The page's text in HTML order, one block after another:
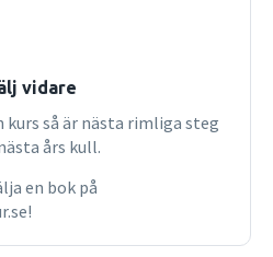
vidare
kurs så är nästa rimliga steg
års kull.
en bok på